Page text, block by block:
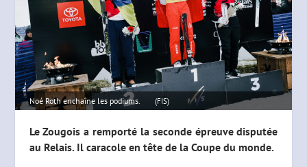
Noé Roth enchaîne les podiums. (FIS)
Le Zougois a remporté la seconde épreuve disputée
au Relais. Il caracole en tête de la Coupe du monde.